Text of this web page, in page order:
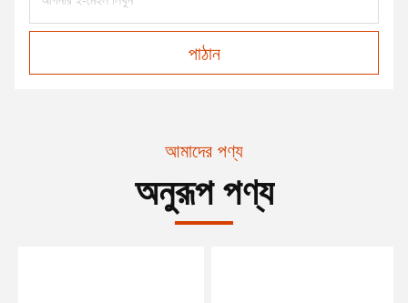
পাঠান
আমাদের পণ্য
অনুরূপ পণ্য